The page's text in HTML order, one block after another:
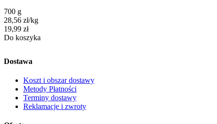
700 g
28,56 zł/kg
Cena
19,99 zł
Do koszyka
Dostawa
Koszt i obszar dostawy
Metody Płatności
Terminy dostawy
Reklamacje i zwroty